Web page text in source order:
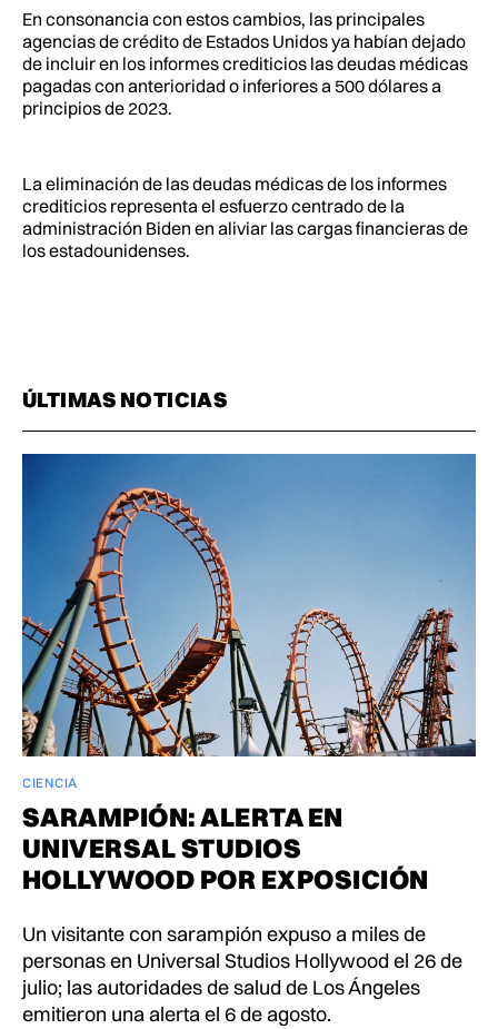
En consonancia con estos cambios, las principales
agencias de crédito de Estados Unidos ya habían dejado
de incluir en los informes crediticios las deudas médicas
pagadas con anterioridad o inferiores a 500 dólares a
principios de 2023.
La eliminación de las deudas médicas de los informes
crediticios representa el esfuerzo centrado de la
administración Biden en aliviar las cargas financieras de
los estadounidenses.
ÚLTIMAS NOTICIAS
CIENCIA
SARAMPIÓN: ALERTA EN
UNIVERSAL STUDIOS
HOLLYWOOD POR EXPOSICIÓN
Un visitante con sarampión expuso a miles de
personas en Universal Studios Hollywood el 26 de
julio; las autoridades de salud de Los Ángeles
emitieron una alerta el 6 de agosto.